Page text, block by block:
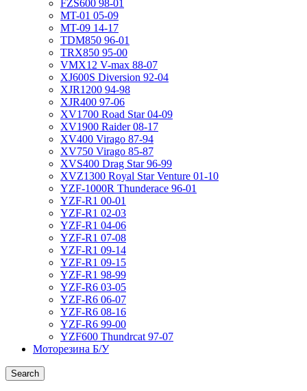
FZS600 98-01
MT-01 05-09
MT-09 14-17
TDM850 96-01
TRX850 95-00
VMX12 V-max 88-07
XJ600S Diversion 92-04
XJR1200 94-98
XJR400 97-06
XV1700 Road Star 04-09
XV1900 Raider 08-17
XV400 Virago 87-94
XV750 Virago 85-87
XVS400 Drag Star 96-99
XVZ1300 Royal Star Venture 01-10
YZF-1000R Thunderace 96-01
YZF-R1 00-01
YZF-R1 02-03
YZF-R1 04-06
YZF-R1 07-08
YZF-R1 09-14
YZF-R1 09-15
YZF-R1 98-99
YZF-R6 03-05
YZF-R6 06-07
YZF-R6 08-16
YZF-R6 99-00
YZF600 Thundrcat 97-07
Моторезина Б/У
Search